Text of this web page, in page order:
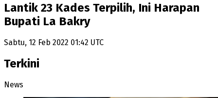
Lantik 23 Kades Terpilih, Ini Harapan
Bupati La Bakry
Sabtu, 12 Feb 2022 01:42 UTC
Terkini
News